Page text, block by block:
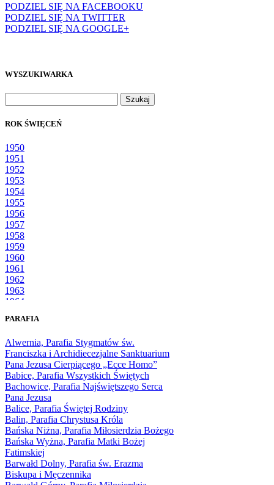
PODZIEL SIĘ NA FACEBOOKU
PODZIEL SIĘ NA TWITTER
PODZIEL SIĘ NA GOOGLE+
WYSZUKIWARKA
ROK ŚWIĘCEŃ
1950
1951
1952
1953
1954
1955
1956
1957
1958
1959
1960
1961
1962
1963
1964
1966
1968
1969
1970
1971
1972
1973
1974
1975
1976
1977
1978
1979
1980
PARAFIA
Alwernia, Parafia Stygmatów św.
Franciszka i Archidiecezjalne Sanktuarium
Pana Jezusa Cierpiącego „Ecce Homo”
Babice, Parafia Wszystkich Świętych
Bachowice, Parafia Najświętszego Serca
Pana Jezusa
Balice, Parafia Świętej Rodziny
Balin, Parafia Chrystusa Króla
Bańska Niżna, Parafia Miłosierdzia Bożego
Bańska Wyżna, Parafia Matki Bożej
Fatimskiej
Barwałd Dolny, Parafia św. Erazma
Biskupa i Męczennika